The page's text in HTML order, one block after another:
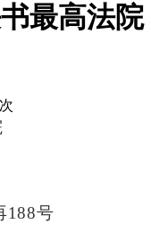
最高法院
次
188号